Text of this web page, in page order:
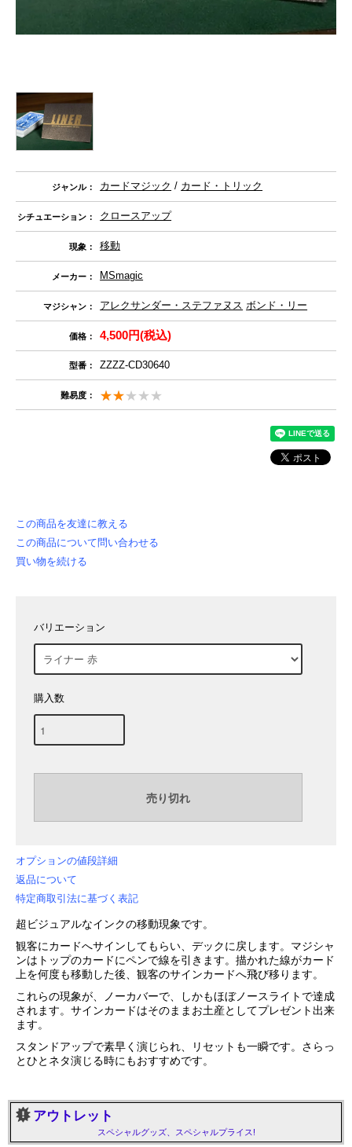
ジャンル： カードマジック / カード・トリック
シチュエーション： クロースアップ
現象： 移動
メーカー： MSmagic
マジシャン： アレクサンダー・ステファヌス ボンド・リー
価格： 4,500円(税込)
型番： ZZZZ-CD30640
難易度：
この商品を友達に教える
この商品について問い合わせる
買い物を続ける
バリエーション
購入数
オプションの値段詳細
返品について
特定商取引法に基づく表記
超ビジュアルなインクの移動現象です。
観客にカードへサインしてもらい、デックに戻します。マジシャ
ンはトップのカードにペンで線を引きます。描かれた線がカード
上を何度も移動した後、観客のサインカードへ飛び移ります。
これらの現象が、ノーカバーで、しかもほぼノースライトで達成
されます。サインカードはそのままお土産としてプレゼント出来
ます。
スタンドアップで素早く演じられ、リセットも一瞬です。さらっ
とひとネタ演じる時にもおすすめです。
アウトレット
スペシャルグッズ、スペシャルプライス!